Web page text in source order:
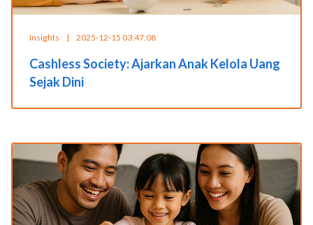
Insights | 2025-12-15 03:47:08
Cashless Society: Ajarkan Anak Kelola Uang
Sejak Dini